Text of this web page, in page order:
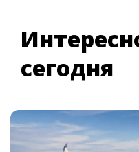
сегодня